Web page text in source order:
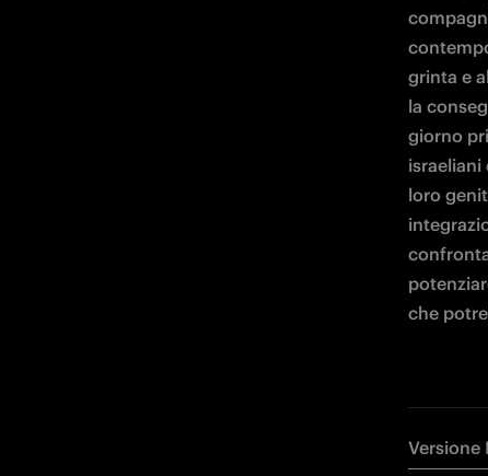
grinta e
la
giorno
israeliani
loro
che
Versione